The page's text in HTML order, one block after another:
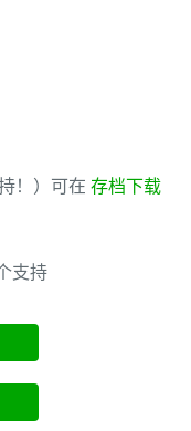
！）可在 存档下载
支持